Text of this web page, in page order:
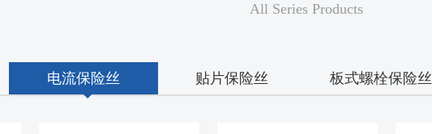
All Series Products
电流保险丝 贴片保险丝 板式螺栓保险丝